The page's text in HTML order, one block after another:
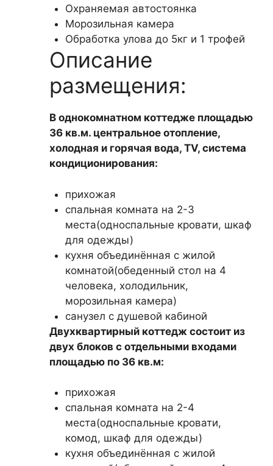
Охраняемая автостоянка
Морозильная камера
Обработка улова до 5кг и 1 трофей
Описание
размещения:
В однокомнатном коттедже площадью
36 кв.м. центральное отопление,
холодная и горячая вода, TV, система
кондиционирования:
прихожая
спальная комната на 2-3
места(односпальные кровати, шкаф
для одежды)
кухня объединённая с жилой
комнатой(обеденный стол на 4
человека, холодильник,
морозильная камера)
санузел с душевой кабиной
Двухквартирный коттедж состоит из
двух блоков с отдельными входами
площадью по 36 кв.м:
прихожая
спальная комната на 2-4
места(односпальные кровати,
комод, шкаф для одежды)
кухня объединённая с жилой